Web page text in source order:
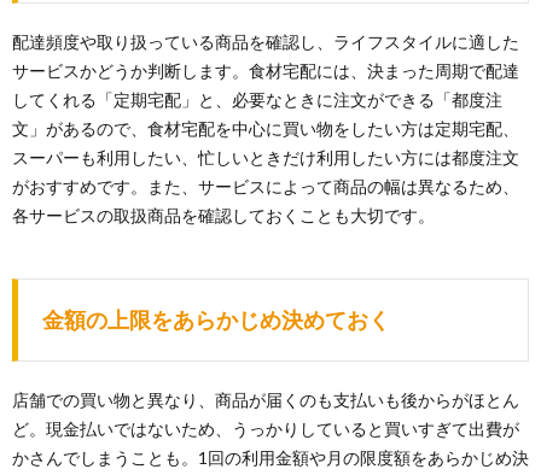
配達頻度や取り扱っている商品を確認し、ライフスタイルに適した
サービスかどうか判断します。食材宅配には、決まった周期で配達
してくれる「定期宅配」と、必要なときに注文ができる「都度注
文」があるので、食材宅配を中心に買い物をしたい方は定期宅配、
スーパーも利用したい、忙しいときだけ利用したい方には都度注文
がおすすめです。また、サービスによって商品の幅は異なるため、
各サービスの取扱商品を確認しておくことも大切です。
金額の上限をあらかじめ決めておく
店舗での買い物と異なり、商品が届くのも支払いも後からがほとん
ど。現金払いではないため、うっかりしていると買いすぎて出費が
かさんでしまうことも。1回の利用金額や月の限度額をあらかじめ決